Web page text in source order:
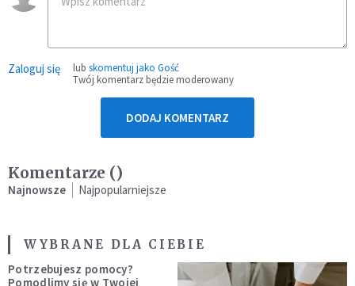
Zaloguj się lub skomentuj jako Gość
Twój komentarz będzie moderowany
DODAJ KOMENTARZ
Komentarze ()
Najnowsze Najpopularniejsze
WYBRANE DLA CIEBIE
Potrzebujesz pomocy?
Pomodlimy się w Twojej